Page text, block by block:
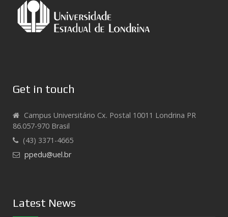
Get in touch
Campus Universitário Cx. Postal 10011 Londrina PR
86.057-970 Brasil
(43) 3371-4665
ppedu@uel.br
Latest News